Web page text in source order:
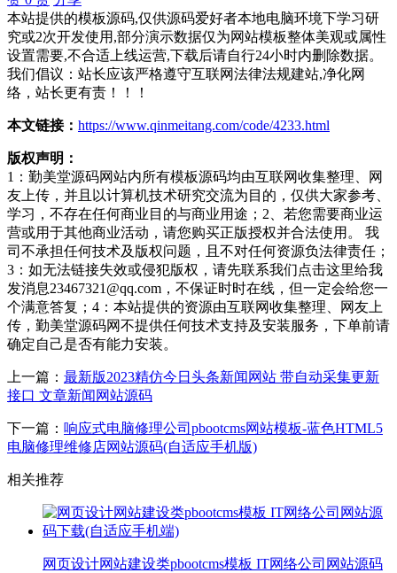
本站提供的模板源码,仅供源码爱好者本地电脑环境下学习研
究或2次开发使用,部分演示数据仅为网站模板整体美观或属性
设置需要,不合适上线运营,下载后请自行24小时内删除数据。
我们倡议：站长应该严格遵守互联网法律法规建站,净化网
络，站长更有责！！！
本文链接： https://www.qinmeitang.com/code/4233.html
版权声明：
1：勤美堂源码网站内所有模板源码均由互联网收集整理、网
友上传，并且以计算机技术研究交流为目的，仅供大家参考、
学习，不存在任何商业目的与商业用途；2、若您需要商业运
营或用于其他商业活动，请您购买正版授权并合法使用。 我
司不承担任何技术及版权问题，且不对任何资源负法律责任；
3：如无法链接失效或侵犯版权，请先联系我们点击这里给我
发消息23467321@qq.com，不保证时时在线，但一定会给您一
个满意答复；4：本站提供的资源由互联网收集整理、网友上
传，勤美堂源码网不提供任何技术支持及安装服务，下单前请
确定自己是否有能力安装。
上一篇： 最新版2023精仿今日头条新闻网站 带自动采集更新
接口 文章新闻网站源码
下一篇： 响应式电脑修理公司pbootcms网站模板-蓝色HTML5
电脑修理维修店网站源码(自适应手机版)
相关推荐
网页设计网站建设类pbootcms模板 IT网络公司网站源码